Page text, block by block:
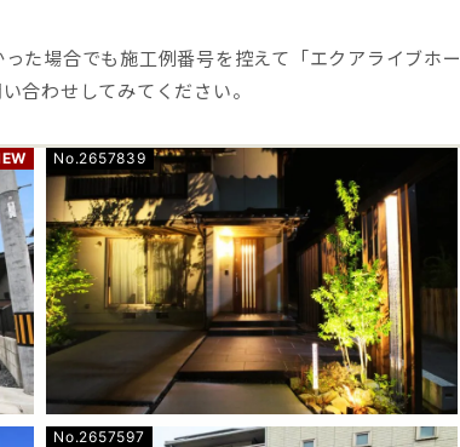
た場合でも施工例番号を控えて「エクアライブホー
合わせしてみてください。
No.2657839
No.2657597